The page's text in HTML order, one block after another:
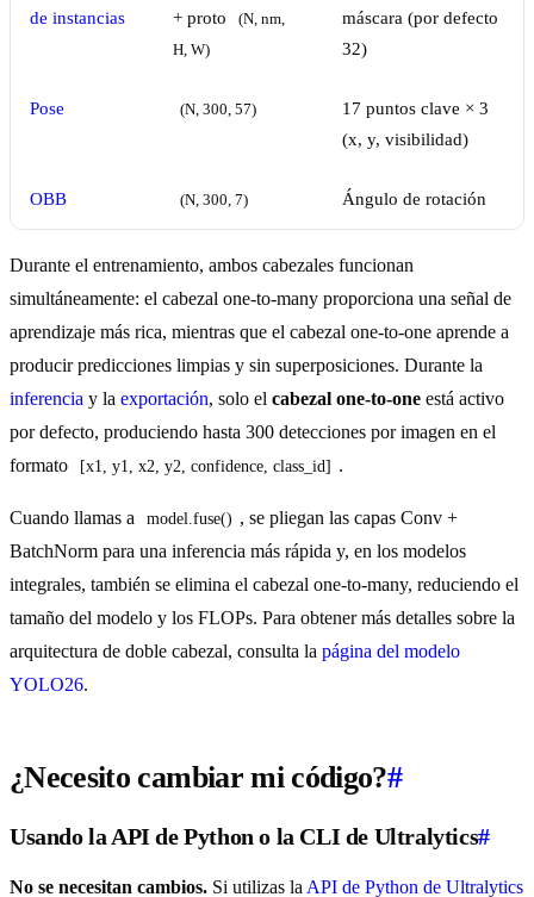
de instancias + proto
(N, nm,
H, W)
máscara (por defecto
32)
Pose (N, 300, 57)
17 puntos clave × 3
(x, y, visibilidad)
OBB (N, 300, 7) Ángulo de rotación
Durante el entrenamiento, ambos cabezales funcionan
simultáneamente: el cabezal one-to-many proporciona una señal de
aprendizaje más rica, mientras que el cabezal one-to-one aprende a
producir predicciones limpias y sin superposiciones. Durante la
inferencia y la exportación, solo el cabezal one-to-one está activo
por defecto, produciendo hasta 300 detecciones por imagen en el
formato
[x1, y1, x2, y2, confidence, class_id] .
Cuando llamas a model.fuse() , se pliegan las capas Conv +
BatchNorm para una inferencia más rápida y, en los modelos
integrales, también se elimina el cabezal one-to-many, reduciendo el
tamaño del modelo y los FLOPs. Para obtener más detalles sobre la
arquitectura de doble cabezal, consulta la página del modelo
YOLO26.
¿Necesito cambiar mi código?#
Usando la API de Python o la CLI de Ultralytics#
No se necesitan cambios. Si utilizas la API de Python de Ultralytics